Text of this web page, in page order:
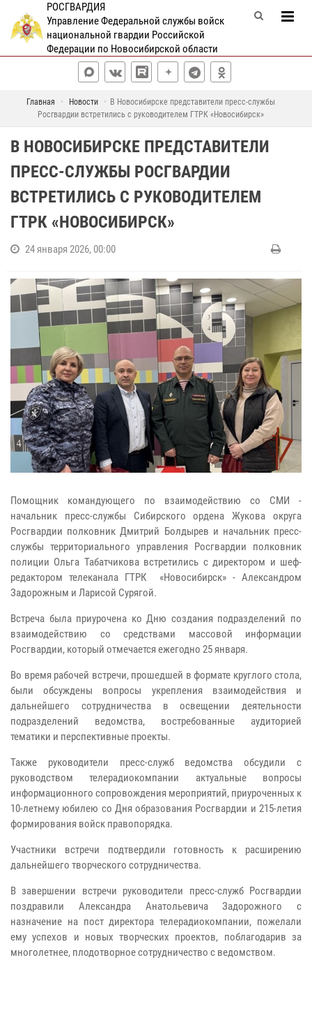
РОСГВАРДИЯ
Управление Федеральной службы войск
национальной гвардии Российской
Федерации по Новосибирской области
Главная Новости
В Новосибирске представители пресс-службы
Росгвардии встретились с руководителем ГТРК «Новосибирск»
В НОВОСИБИРСКЕ ПРЕДСТАВИТЕЛИ
ПРЕСС-СЛУЖБЫ РОСГВАРДИИ
ВСТРЕТИЛИСЬ С РУКОВОДИТЕЛЕМ
ГТРК «НОВОСИБИРСК»
24 января 2026, 00:00
Помощник командующего по взаимодействию со СМИ -
начальник пресс-службы Сибирского ордена Жукова округа
Росгвардии полковник Дмитрий Болдырев и начальник пресс-
службы территориального управления Росгвардии полковник
полиции Ольга Табатчикова встретились с директором и шеф-
редактором телеканала ГТРК «Новосибирск» - Александром
Задорожным и Ларисой Сурягой.
Встреча была приурочена ко Дню создания подразделений по
взаимодействию со средствами массовой информации
Росгвардии, который отмечается ежегодно 25 января.
Во время рабочей встречи, прошедшей в формате круглого стола,
были обсуждены вопросы укрепления взаимодействия и
дальнейшего сотрудничества в освещении деятельности
подразделений ведомства, востребованные аудиторией
тематики и перспективные проекты.
Также руководители пресс-служб ведомства обсудили с
руководством телерадиокомпании актуальные вопросы
информационного сопровождения мероприятий, приуроченных к
10-летнему юбилею со Дня образования Росгвардии и 215-летия
формирования войск правопорядка.
Участники встречи подтвердили готовность к расширению
дальнейшего творческого сотрудничества.
В завершении встречи руководители пресс-служб Росгвардии
поздравили Александра Анатольевича Задорожного с
назначение на пост директора телерадиокомпании, пожелали
ему успехов и новых творческих проектов, поблагодарив за
многолетнее, плодотворное сотрудничество с ведомством.